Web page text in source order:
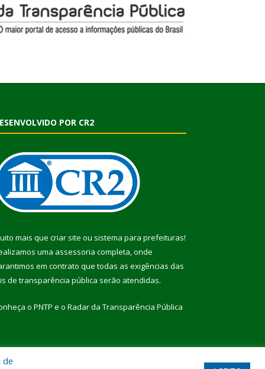
POR CR2
mais que criar site ou sistema para prefeituras!
uma assessoria completa, onde
em contrato que todas as exigências das
de transparência pública serão atendidas.
o PNTP e o Radar da Transparência Pública
de